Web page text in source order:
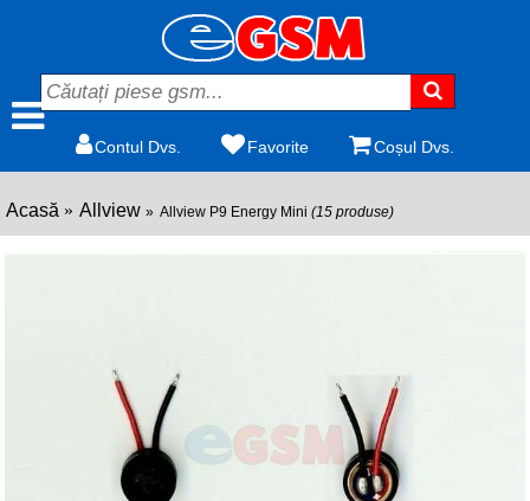
Contul Dvs. Favorite Coșul Dvs.
Acasă Allview Allview P9 Energy Mini (15 produse)